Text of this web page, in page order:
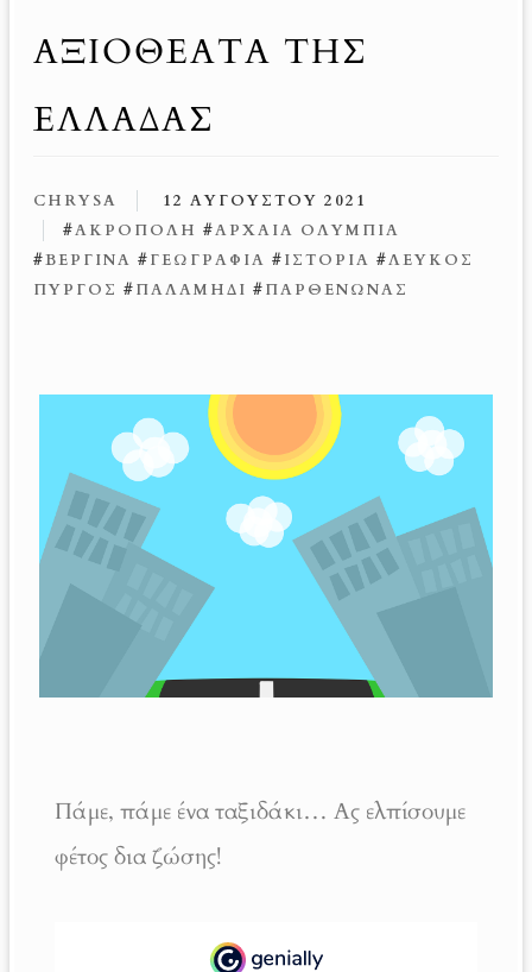
ΑΞΙΟΘΈΑΤΑ ΤΗΣ
ΕΛΛΆΔΑΣ
CHRYSA
12 ΑΥΓΟΎΣΤΟΥ 2021
#ΑΚΡΌΠΟΛΗ #ΑΡΧΑΊΑ ΟΛΥΜΠΊΑ
#ΒΕΡΓΊΝΑ #ΓΕΩΓΡΑΦΊΑ #ΙΣΤΟΡΊΑ #ΛΕΥΚΌΣ
ΠΎΡΓΟΣ #ΠΑΛΑΜΉΔΙ #ΠΑΡΘΕΝΏΝΑΣ
Πάμε, πάμε ένα ταξιδάκι… Ας ελπίσουμε
φέτος δια ζώσης!